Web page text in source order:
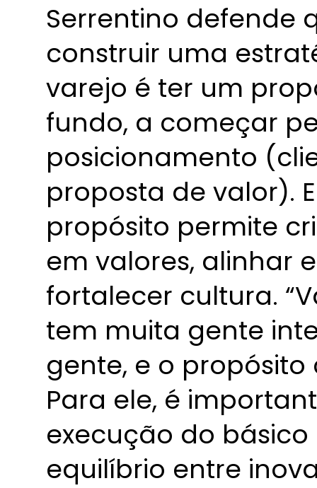
Serrentino defende
construir uma
varejo é ter um
fundo, a começar
posicionamento
proposta de valor).
propósito permite
em valores, alinhar
fortalecer cultura.
tem muita gente
gente, e o propósito
Para ele, é
execução do
equilíbrio entre